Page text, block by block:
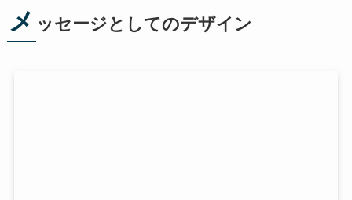
メ ッセージとしてのデザイン